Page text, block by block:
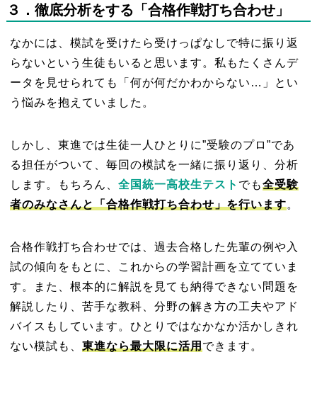
３ ．徹底分析をする「合格作戦打ち合わせ」
なかには、模試を受けたら受けっぱなしで特に振り返
らないという生徒もいると思います。私もたくさんデ
ータを見せられても「何が何だかわからない…」とい
う悩みを抱えていました。
しかし、東進では生徒一人ひとりに”受験のプロ”であ
る担任がついて、毎回の模試を一緒に振り返り、分析
します。もちろん、 全国統一高校生テスト でも全受験
者のみなさんと「合格作戦打ち合わせ」を行います。
合格作戦打ち合わせでは、過去合格した先輩の例や入
試の傾向をもとに、これからの学習計画を立てていま
す。また、根本的に解説を見ても納得できない問題を
解説したり、苦手な教科、分野の解き方の工夫やアド
バイスもしています。ひとりではなかなか活かしきれ
ない模試も、 東進なら最大限に活用できます。